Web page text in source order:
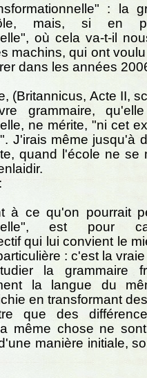
: la
mais, si en
où cela va-t-il
machins, qui ont
dans les années
(Britannicus, Acte II,
grammaire,
ne mérite, "ni cet
J'irais même jusqu'à
quand l'école ne se
à ce qu'on pourrait
est pour
qui lui convient le
: c'est la
la grammaire
la langue du
en transformant
que des
même chose ne
manière initiale,